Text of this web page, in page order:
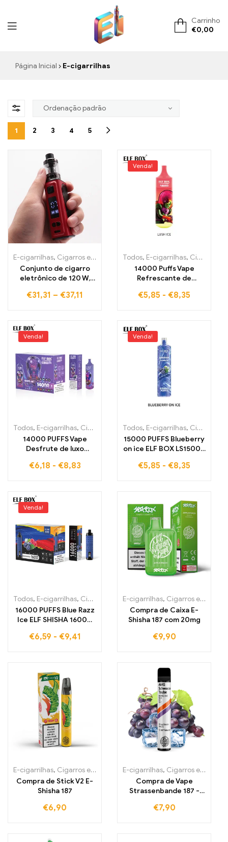
ElementVape.de
Carrinho
€0,00
Página Inicial E-cigarrilhas
1 2 3 4 5
E-cigarrilhas, Cigarros eletrónicos descartáveis Portugal ,
Conjunto de cigarro
eletrônico de 120 W,
1800 mAh
€31,31 – €37,11
Venda!
Todos, E-cigarrilhas, Cigarros eletrónicos descartáveis Estónia
14000 Puffs Vape
Refrescante de
Tecnologia RGB Lush
€5,85 - €8,35
Venda!
Todos, E-cigarrilhas, Cigarros eletrónicos descartáveis Estónia
14000 PUFFS Vape
Desfrute de luxo
impostos Grape Ice
hit perfeito
€6,18 - €8,83
Venda!
Todos, E-cigarrilhas, Cigarros eletrónicos descartáveis Estónia
15000 PUFFS Blueberry
on ice ELF BOX LS15000
para cigarros
€5,85 - €8,35
Venda!
Todos, E-cigarrilhas, Cigarros eletrónicos descartáveis Estónia
16000 PUFFS Blue Razz
Ice ELF SHISHA 16000
para fumadores
€6,59 - €9,41
E-cigarrilhas, Cigarros eletrónicos descartáveis Irlanda
Compra de Caixa E-
Shisha 187 com 20mg
€9,90
E-cigarrilhas, Cigarros eletrónicos descartáveis Irlanda ,Cigarros
Compra de Stick V2 E-
Shisha 187
€6,90
E-cigarrilhas, Cigarros eletrónicos descartáveis Irlanda
Compra de Vape
Strassenbande 187 -
descartável
€7,90